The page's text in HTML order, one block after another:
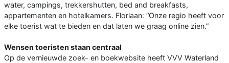
water, campings, trekkershutten, bed and breakfasts,
appartementen en hotelkamers. Floriaan: “Onze regio heeft voor
elke toerist wat te bieden en dat laten we graag online zien.”
Wensen toeristen staan centraal
Op de vernieuwde zoek- en boekwebsite heeft VVV Waterland